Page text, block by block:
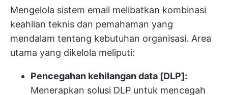
Mengelola sistem email melibatkan kombinasi
keahlian teknis dan pemahaman yang
mendalam tentang kebutuhan organisasi. Area
utama yang dikelola meliputi:
Pencegahan kehilangan data [DLP]:
Menerapkan solusi DLP untuk mencegah